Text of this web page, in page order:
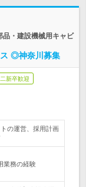
品・建設機械用キャビ
◎神奈川募集
新卒歓迎
の運営、採用計画
業務の経験